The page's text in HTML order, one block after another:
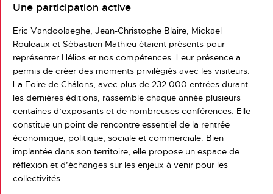
Une participation active
Eric Vandoolaeghe, Jean-Christophe Blaire, Mickael
Rouleaux et Sébastien Mathieu étaient présents pour
représenter Hélios et nos compétences. Leur présence a
permis de créer des moments privilégiés avec les visiteurs.
La Foire de Châlons, avec plus de 232 000 entrées durant
les dernières éditions, rassemble chaque année plusieurs
centaines d’exposants et de nombreuses conférences. Elle
constitue un point de rencontre essentiel de la rentrée
économique, politique, sociale et commerciale. Bien
implantée dans son territoire, elle propose un espace de
réflexion et d’échanges sur les enjeux à venir pour les
collectivités.